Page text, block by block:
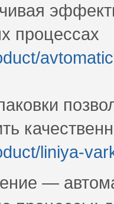
процессах
liniya-
—